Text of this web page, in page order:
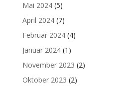
Mai 2024(5)
April 2024(7)
Februar 2024(4)
Januar 2024(1)
November 2023 (2)
Oktober 2023 (2)